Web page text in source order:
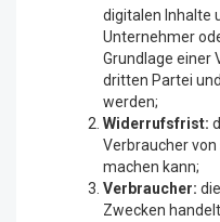
digitalen Inhalte
Unternehmer
Grundlage einer
dritten Partei
werden;
Widerrufsfrist:
Verbraucher
machen kann;
Verbraucher:
Zwecken